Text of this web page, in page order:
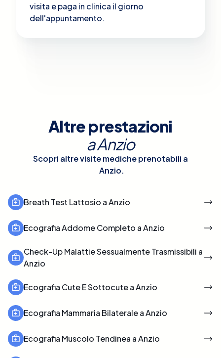
visita e paga in clinica il giorno
dell'appuntamento.
Altre prestazioni
aAnzio
Scopri altre visite mediche prenotabili a
Anzio.
Breath Test Lattosio a Anzio
Ecografia Addome Completo a Anzio
Check-Up Malattie Sessualmente Trasmissibili a
Anzio
Ecografia Cute E Sottocute a Anzio
Ecografia Mammaria Bilaterale a Anzio
Ecografia Muscolo Tendinea a Anzio